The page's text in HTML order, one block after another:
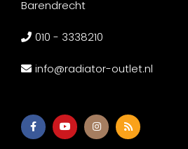
Barendrecht
010 - 3338210
info@radiator-outlet.nl